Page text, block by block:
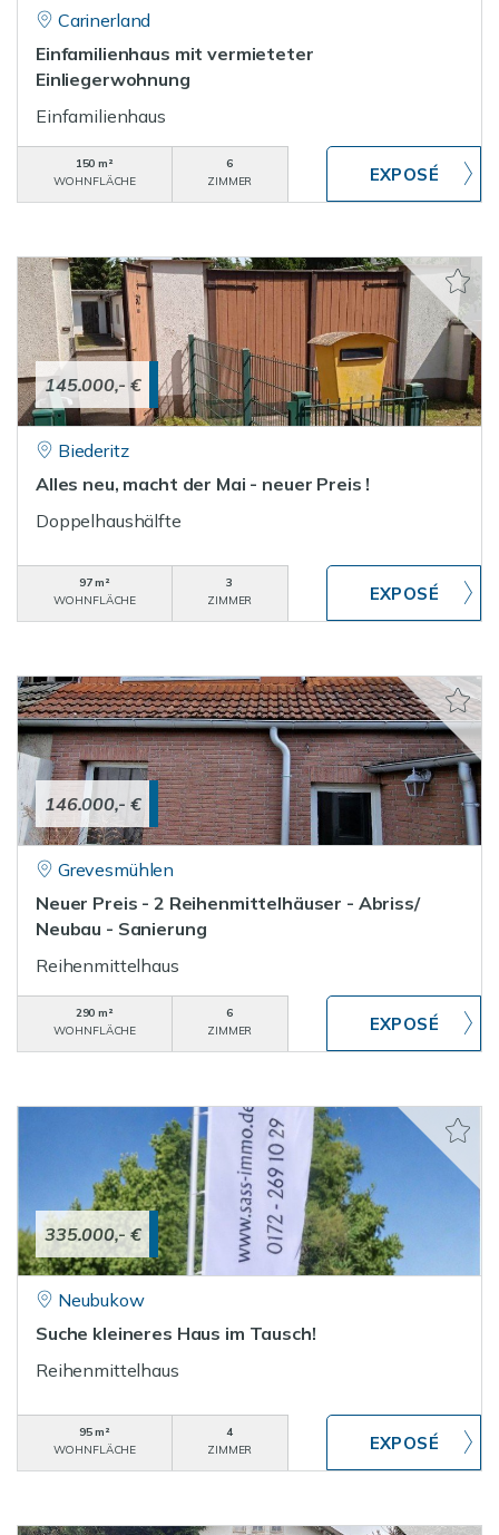
Carinerland
Einfamilienhaus mit vermieteter
Einliegerwohnung
Einfamilienhaus
150 m²
WOHNFLÄCHE
6
ZIMMER
145.000,- €
Biederitz
Alles neu, macht der Mai - neuer Preis !
Doppelhaushälfte
97 m²
WOHNFLÄCHE
3
ZIMMER
146.000,- €
Grevesmühlen
Neuer Preis - 2 Reihenmittelhäuser - Abriss/
Neubau - Sanierung
Reihenmittelhaus
290 m²
WOHNFLÄCHE
6
ZIMMER
335.000,- €
Neubukow
Suche kleineres Haus im Tausch!
Reihenmittelhaus
95 m²
WOHNFLÄCHE
4
ZIMMER